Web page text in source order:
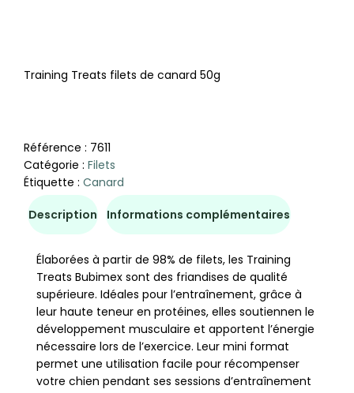
Training Treats filets de canard 50g
Référence : 7611
Catégorie : Filets
Étiquette : Canard
Description Informations complémentaires
Élaborées à partir de 98% de filets, les Training
Treats Bubimex sont des friandises de qualité
supérieure. Idéales pour l’entraînement, grâce à
leur haute teneur en protéines, elles soutiennen le
développement musculaire et apportent l’énergie
nécessaire lors de l’exercice. Leur mini format
permet une utilisation facile pour récompenser
votre chien pendant ses sessions d’entraînement